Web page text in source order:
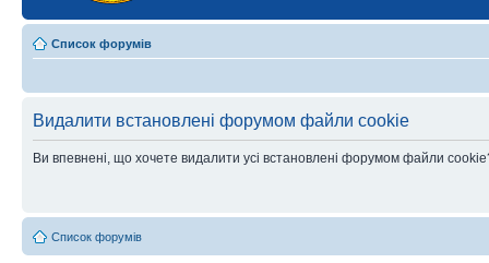
Список форумів
Видалити встановлені форумом файли cookie
Ви впевнені, що хочете видалити усі встановлені форумом файли
Список форумів